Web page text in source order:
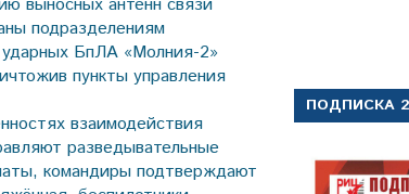
подразделениям
ударных БпЛА «Молния-2»
пункты управления
взаимодействия
разведывательные
командиры подтверждают
ПОДПИСКА